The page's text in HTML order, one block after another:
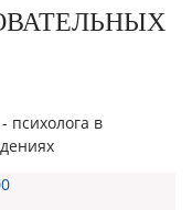
психолога в